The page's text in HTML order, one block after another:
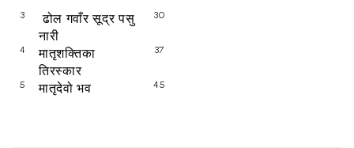
3 ढोल गवाँर सूद्र पसु
नारी
30
4
मातृशक्तिका
तिरस्कार
37
5 मातृदेवो भव 45